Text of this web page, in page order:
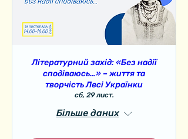
Літературний захід: «Без надії
сподіваюсь…» – життя та
творчість Лесі Українки
сб, 29 лист.
Більше даних